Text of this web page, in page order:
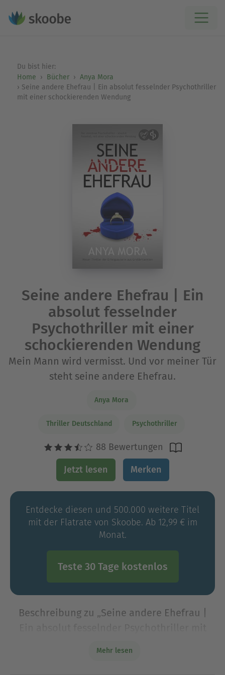
Du bist hier:
Home
Bücher
Anya Mora
Seine andere Ehefrau | Ein absolut fesselnder Psychothriller
mit einer schockierenden Wendung
Seine andere Ehefrau | Ein
absolut fesselnder
Psychothriller mit einer
schockierenden Wendung
Mein Mann wird vermisst. Und vor meiner Tür
steht seine andere Ehefrau.
Anya Mora
Thriller Deutschland Psychothriller
88 Bewertungen
Jetzt lesen Merken
Entdecke diesen und 500.000 weitere Titel
mit der Flatrate von Skoobe. Ab 12,99 € im
Monat.
Teste 30 Tage kostenlos
Beschreibung zu „Seine andere Ehefrau |
Mehr lesen